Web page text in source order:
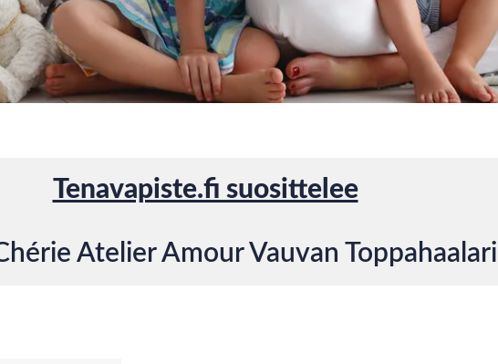
Tenavapiste.fi suosittelee
Atelier Amour Vauvan Toppahaalari |